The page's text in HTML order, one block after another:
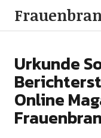
Urkunde
Online